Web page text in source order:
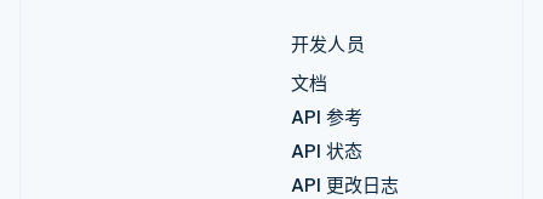
开发人员
文档
API 参考
API 状态
API 更改日志